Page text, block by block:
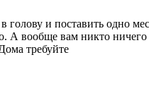
голову и поставить одно
А вообще вам никто
требуйте